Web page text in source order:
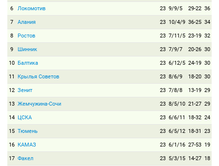
6 Локомотив 23 9/9/5 29-22 36
7 Алания 23 10/4/9 36-25 34
8 Ростов 23 7/11/5 23-19 32
9 Шинник 23 7/9/7 20-26 30
10 Балтика 23 6/12/5 24-19 30
11 Крылья Советов 23 8/6/9 18-20 30
12 Зенит 23 7/8/8 13-19 29
13 Жемчужина-Сочи 23 8/5/10 21-27 29
14 ЦСКА 23 6/6/11 18-32 24
15 Тюмень 23 6/5/12 18-31 23
16 КАМАЗ 23 6/1/16 27-53 19
17 Факел 23 5/3/15 14-27 18